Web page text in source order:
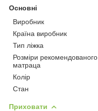
Основні
Виробник
Країна виробник
Тип ліжка
Розміри рекомендованого
матраца
Колір
Стан
Приховати